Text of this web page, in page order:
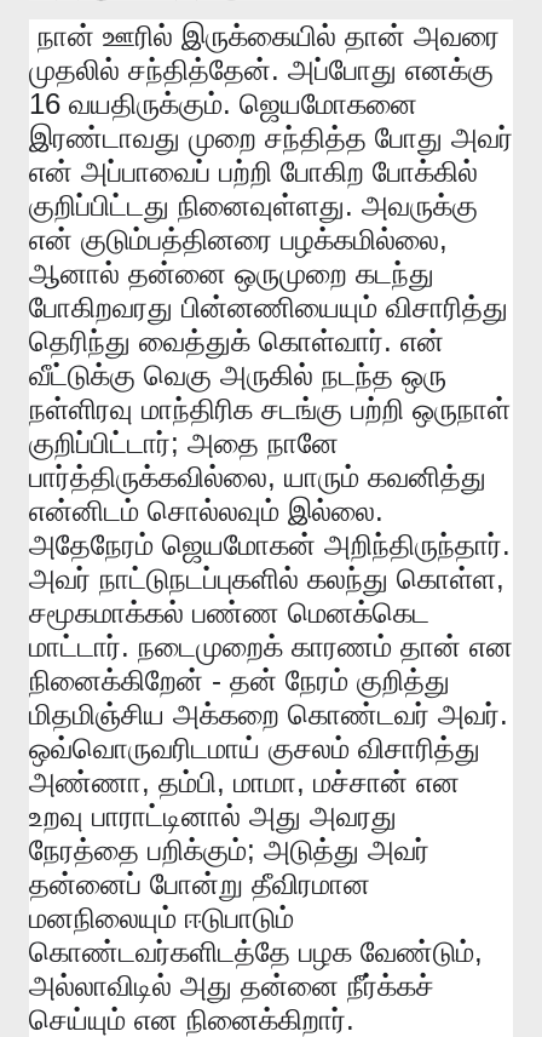
நான் ஊரில் இருக்கையில் தான் அவரை
முதலில் சந்தித்தேன். அப்போது எனக்கு
16 வயதிருக்கும். ஜெயமோகனை
இரண்டாவது முறை சந்தித்த போது அவர்
என் அப்பாவைப் பற்றி போகிற போக்கில்
குறிப்பிட்டது நினைவுள்ளது. அவருக்கு
என் குடும்பத்தினரை பழக்கமில்லை,
ஆனால் தன்னை ஒருமுறை கடந்து
போகிறவரது பின்னணியையும் விசாரித்து
தெரிந்து வைத்துக் கொள்வார். என்
வீட்டுக்கு வெகு அருகில் நடந்த ஒரு
நள்ளிரவு மாந்திரிக சடங்கு பற்றி ஒருநாள்
குறிப்பிட்டார்; அதை நானே
பார்த்திருக்கவில்லை, யாரும் கவனித்து
என்னிடம் சொல்லவும் இல்லை.
அதேநேரம் ஜெயமோகன் அறிந்திருந்தார்.
அவர் நாட்டுநடப்புகளில் கலந்து கொள்ள,
சமூகமாக்கல் பண்ண மெனக்கெட
மாட்டார். நடைமுறைக் காரணம் தான் என
நினைக்கிறேன் - தன் நேரம் குறித்து
மிதமிஞ்சிய அக்கறை கொண்டவர் அவர்.
ஒவ்வொருவரிடமாய் குசலம் விசாரித்து
அண்ணா, தம்பி, மாமா, மச்சான் என
உறவு பாராட்டினால் அது அவரது
நேரத்தை பறிக்கும்; அடுத்து அவர்
தன்னைப் போன்று தீவிரமான
மனநிலையும் ஈடுபாடும்
கொண்டவர்களிடத்தே பழக வேண்டும்,
அல்லாவிடில் அது தன்னை நீர்க்கச்
செய்யும் என நினைக்கிறார்.